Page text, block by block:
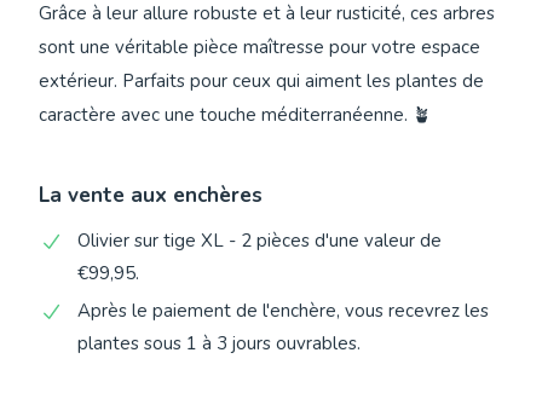
Grâce à leur allure robuste et à leur rusticité, ces arbres
sont une véritable pièce maîtresse pour votre espace
extérieur. Parfaits pour ceux qui aiment les plantes de
caractère avec une touche méditerranéenne. 🪴
La vente aux enchères
Olivier sur tige XL - 2 pièces d'une valeur de
€99,95.
Après le paiement de l'enchère, vous recevrez les
plantes sous 1 à 3 jours ouvrables.